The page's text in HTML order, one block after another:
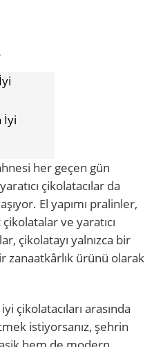
İyi
her geçen gün
çikolatacılar da
El yapımı pralinler,
ve yaratıcı
çikolatayı yalnızca bir
zanaatkârlık ürünü olarak
çikolatacıları arasında
istiyorsanız, şehrin